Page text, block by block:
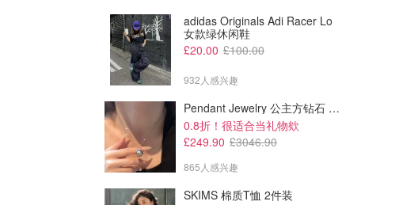
adidas Originals Adi Racer Lo
女款绿休闲鞋
£20.00 £100.00
932人感兴趣
Pendant Jewelry 公主方钻石 圆形大溪地珍珠吊坠 11-12mm
0.8折！很适合当礼物欸
£249.90 £3046.90
865人感兴趣
SKIMS 棉质T恤 2件装